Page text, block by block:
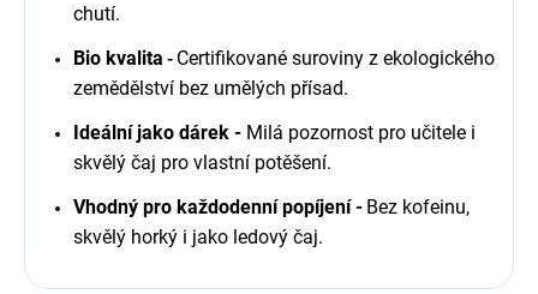
chutí.
Bio kvalita - Certifikované suroviny z ekologického
zemědělství bez umělých přísad.
Ideální jako dárek - Milá pozornost pro učitele i
skvělý čaj pro vlastní potěšení.
Vhodný pro každodenní popíjení - Bez kofeinu,
skvělý horký i jako ledový čaj.